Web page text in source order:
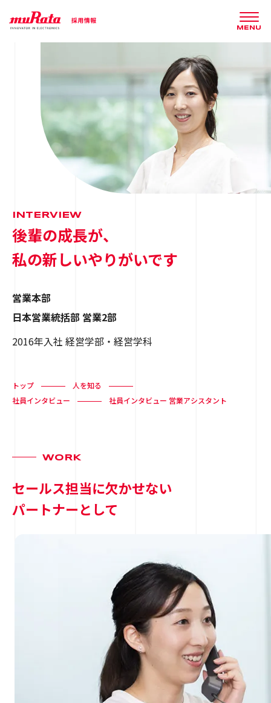
MENU
INTERVIEW
後輩の成長が、
私の新しいやりがいです
営業本部
日本営業統括部 営業2部
2016年入社 経営学部・経営学科
トップ
人を知る
社員インタビュー
社員インタビュー 営業アシスタント
WORK
セールス担当に欠かせない
パートナーとして